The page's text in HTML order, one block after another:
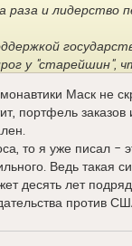
раза и
у "старейшин",
Маск не
портфель
то я уже писал -
Ведь такая
десять лет
против